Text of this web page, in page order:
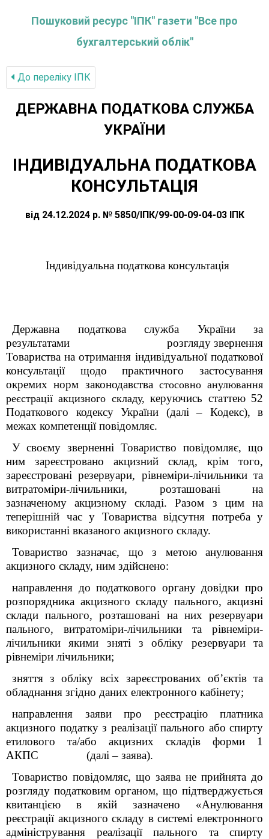
Пошуковий ресурс "ІПК" газети "Все про
бухгалтерський облік"
До переліку IПК
ДЕРЖАВНА ПОДАТКОВА СЛУЖБА
УКРАЇНИ
ІНДИВІДУАЛЬНА ПОДАТКОВА
КОНСУЛЬТАЦІЯ
від 24.12.2024 р. № 5850/ІПК/99-00-09-04-03 ІПК
Індивідуальна податкова консультація
Державна податкова служба України за
результатами розгляду звернення
Товариства на отримання індивідуальної податкової
консультації щодо практичного застосування
окремих норм законодавства стосовно анулювання
реєстрації акцизного складу,керуючись статтею 52
Податкового кодексу України (далі – Кодекс), в
межах компетенції повідомляє.
У своєму зверненні Товариство повідомляє, що
ним зареєстровано акцизний склад, крім того,
зареєстровані резервуари, рівнеміри-лічильники та
витратоміри-лічильники, розташовані на
зазначеному акцизному складі. Разом з цим на
теперішній час у Товариства відсутня потреба у
використанні вказаного акцизного складу.
Товариство зазначає, що з метою анулювання
акцизного складу, ним здійснено:
направлення до податкового органу довідки про
розпорядника акцизного складу пального, акцизні
склади пального, розташовані на них резервуари
пального, витратоміри-лічильники та рівнеміри-
лічильники якими зняті з обліку резервуари та
рівнеміри лічильники;
зняття з обліку всіх зареєстрованих об’єктів та
обладнання згідно даних електронного кабінету;
направлення заяви про реєстрацію платника
акцизного податку з реалізації пального або спирту
етилового та/або акцизних складів форми 1
АКПС (далі – заява).
Товариство повідомляє, що заява не прийнята до
розгляду податковим органом, що підтверджується
квитанцією в якій зазначено «Анулювання
реєстрації акцизного складу в системі електронного
адміністрування реалізації пального та спирту